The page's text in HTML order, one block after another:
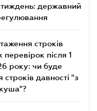
тиждень: державний
строків
перевірок після 1
року: чи буде
давності "з